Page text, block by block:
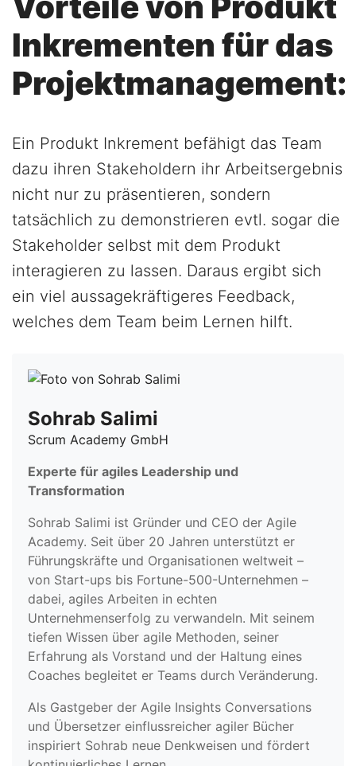
Inkrementen für das
Projektmanagement:
Ein Produkt Inkrement befähigt das Team
dazu ihren Stakeholdern ihr Arbeitsergebnis
nicht nur zu präsentieren, sondern
tatsächlich zu demonstrieren evtl. sogar die
Stakeholder selbst mit dem Produkt
interagieren zu lassen. Daraus ergibt sich
ein viel aussagekräftigeres Feedback,
welches dem Team beim Lernen hilft.
Sohrab Salimi
Scrum Academy GmbH
Experte für agiles Leadership und
Transformation
Sohrab Salimi ist Gründer und CEO der Agile
Academy. Seit über 20 Jahren unterstützt er
Führungskräfte und Organisationen weltweit –
von Start-ups bis Fortune-500-Unternehmen –
dabei, agiles Arbeiten in echten
Unternehmenserfolg zu verwandeln. Mit seinem
tiefen Wissen über agile Methoden, seiner
Erfahrung als Vorstand und der Haltung eines
Coaches begleitet er Teams durch Veränderung.
Als Gastgeber der Agile Insights Conversations
und Übersetzer einflussreicher agiler Bücher
inspiriert Sohrab neue Denkweisen und fördert